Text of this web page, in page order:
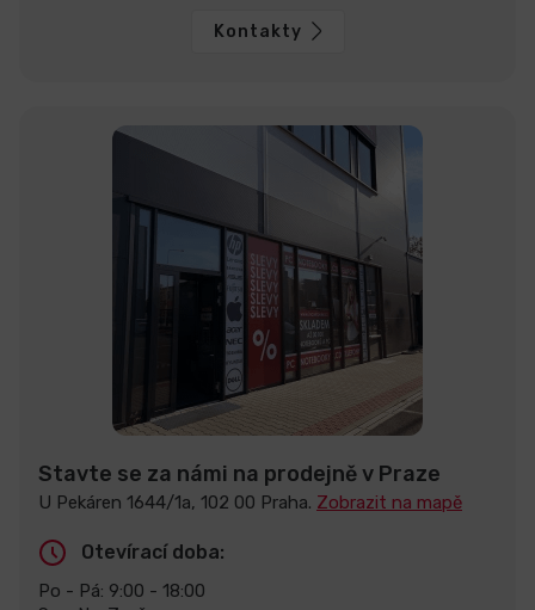
Kontakty
Stavte se za námi na prodejně v Praze
U Pekáren 1644/1a, 102 00 Praha. Zobrazit na mapě
Otevírací doba:
Po - Pá: 9:00 - 18:00